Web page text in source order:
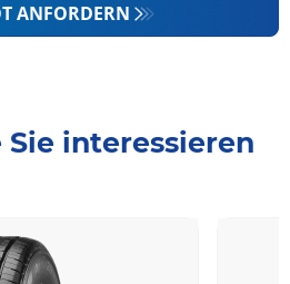
ANFORDERN
interessieren